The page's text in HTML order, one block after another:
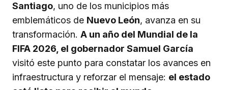
Santiago, uno de los municipios más
emblemáticos de Nuevo León, avanza en su
transformación. A un año del Mundial de la
FIFA 2026, el gobernador Samuel García
visitó este punto para constatar los avances en
infraestructura y reforzar el mensaje: el estado